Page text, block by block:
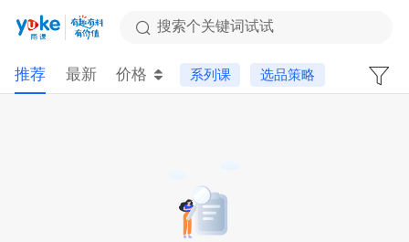
搜索个关键词试试
推荐 最新 价格 系列课 选品策略